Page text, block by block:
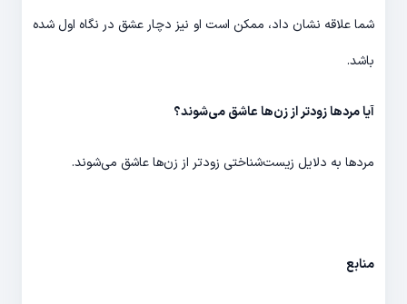
شما علاقه نشان داد، ممکن است او نیز دچار عشق در نگاه اول شده
باشد.
آیا مردها زودتر از زن‌ها عاشق می‌شوند؟
مردها به دلایل زیست‌شناختی زودتر از زن‌ها عاشق می‌شوند.
منابع